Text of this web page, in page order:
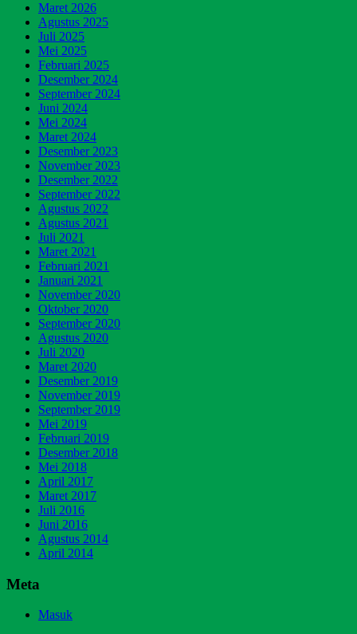
Maret 2026
Agustus 2025
Juli 2025
Mei 2025
Februari 2025
Desember 2024
September 2024
Juni 2024
Mei 2024
Maret 2024
Desember 2023
November 2023
Desember 2022
September 2022
Agustus 2022
Agustus 2021
Juli 2021
Maret 2021
Februari 2021
Januari 2021
November 2020
Oktober 2020
September 2020
Agustus 2020
Juli 2020
Maret 2020
Desember 2019
November 2019
September 2019
Mei 2019
Februari 2019
Desember 2018
Mei 2018
April 2017
Maret 2017
Juli 2016
Juni 2016
Agustus 2014
April 2014
Meta
Masuk